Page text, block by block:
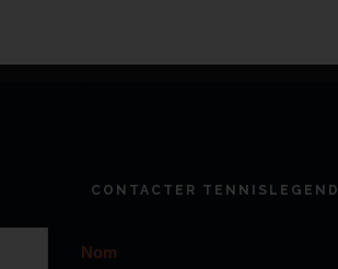
CONTACTER TENNISLEGEND
Nom